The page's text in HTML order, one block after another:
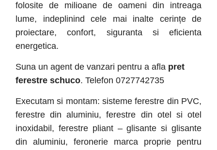
folosite de milioane de oameni din intreaga
lume, indeplinind cele mai inalte cerințe de
proiectare, confort, siguranta si eficienta
energetica.
Suna un agent de vanzari pentru a afla pret
ferestre schuco. Telefon 0727742735
Executam si montam: sisteme ferestre din PVC,
ferestre din aluminiu, ferestre din otel si otel
inoxidabil, ferestre pliant – glisante si glisante
din aluminiu, feronerie marca proprie pentru